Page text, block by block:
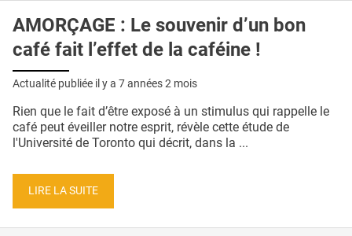
CRÉDITS
AMORÇAGE : Le souvenir d’un bon
café fait l’effet de la caféine !
Actualité publiée il y a 7 années 2 mois
Rien que le fait d’être exposé à un stimulus qui rappelle le
café peut éveiller notre esprit, révèle cette étude de
l'Université de Toronto qui décrit, dans la ...
LIRE LA SUITE